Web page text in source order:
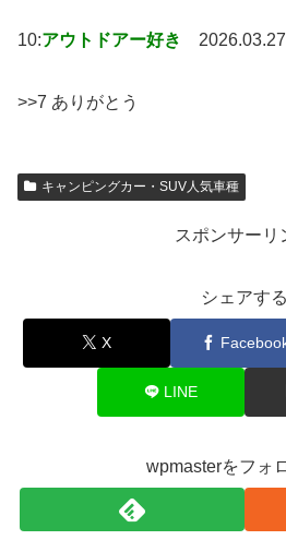
10:アウトドアー好き
>>7 ありがとう
キャンピングカー・SUV人気車種
スポンサーリ
シェアする
X
LINE
wpmasterをフォ